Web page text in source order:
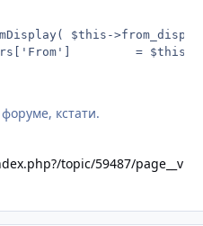
$this-
кстати.
topic/59487/page__v